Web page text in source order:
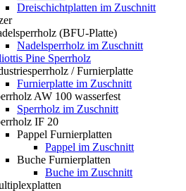
Dreischichtplatten im Zuschnitt
(BFU-Platte)
Nadelsperrholz im Zuschnitt
Pine Sperrholz
/ Furnierplatte
Furnierplatte im Zuschnitt
AW 100 wasserfest
Sperrholz im Zuschnitt
IF 20
Pappel Furnierplatten
Pappel im Zuschnitt
Buche Furnierplatten
Buche im Zuschnitt